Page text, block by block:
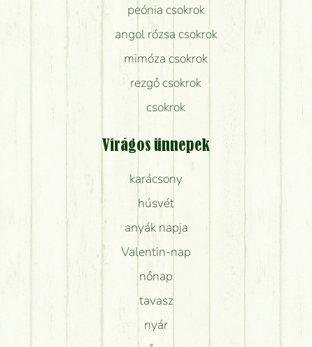
peónia csokrok
angol rózsa csokrok
mimóza csokrok
rezgő csokrok
csokrok
Virágos ünnepek
karácsony
húsvét
anyák napja
Valentin-nap
nőnap
tavasz
nyár